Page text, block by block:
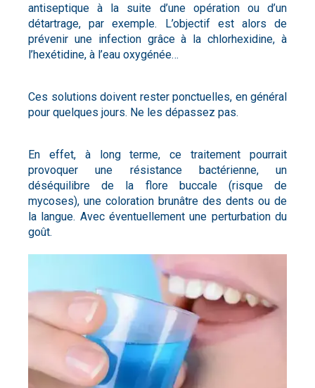
antiseptique à la suite d’une opération ou d’un
détartrage, par exemple. L’objectif est alors de
prévenir une infection grâce à la chlorhexidine, à
l’hexétidine, à l’eau oxygénée…
Ces solutions doivent rester ponctuelles, en général
pour quelques jours. Ne les dépassez pas.
En effet, à long terme, ce traitement pourrait
provoquer une résistance bactérienne, un
déséquilibre de la flore buccale (risque de
mycoses), une coloration brunâtre des dents ou de
la langue. Avec éventuellement une perturbation du
goût.